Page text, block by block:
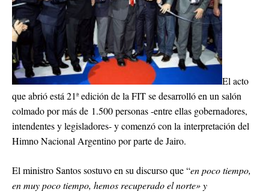
El acto
que abrió está 21ª edición de la FIT se desarrolló en un salón
colmado por más de 1.500 personas -entre ellas gobernadores,
intendentes y legisladores- y comenzó con la interpretación del
Himno Nacional Argentino por parte de Jairo.
El ministro Santos sostuvo en su discurso que “en poco tiempo,
en muy poco tiempo, hemos recuperado el norte» y